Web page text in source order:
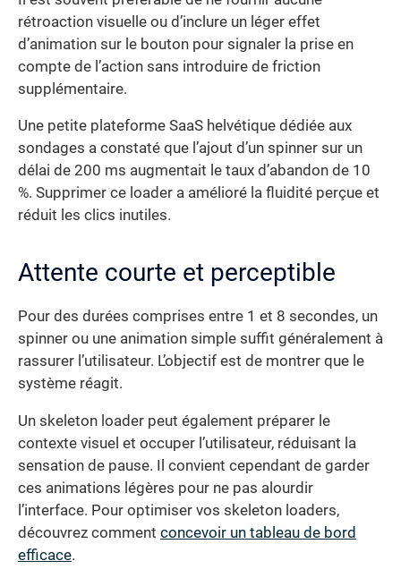
rétroaction visuelle ou d’inclure un léger effet
d’animation sur le bouton pour signaler la prise en
compte de l’action sans introduire de friction
supplémentaire.
Une petite plateforme SaaS helvétique dédiée aux
sondages a constaté que l’ajout d’un spinner sur un
délai de 200 ms augmentait le taux d’abandon de 10
%. Supprimer ce loader a amélioré la fluidité perçue et
réduit les clics inutiles.
Attente courte et perceptible
Pour des durées comprises entre 1 et 8 secondes, un
spinner ou une animation simple suffit généralement à
rassurer l’utilisateur. L’objectif est de montrer que le
système réagit.
Un skeleton loader peut également préparer le
contexte visuel et occuper l’utilisateur, réduisant la
sensation de pause. Il convient cependant de garder
ces animations légères pour ne pas alourdir
l’interface. Pour optimiser vos skeleton loaders,
découvrez comment concevoir un tableau de bord
efficace.